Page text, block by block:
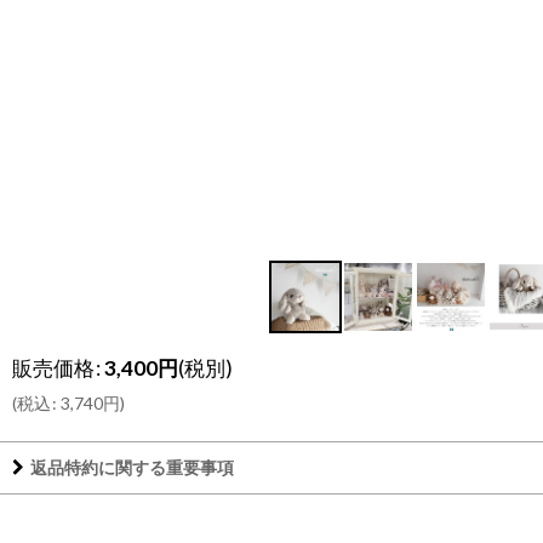
販売価格:3,400円(税別)
(税込: 3,740円)
返品特約に関する重要事項